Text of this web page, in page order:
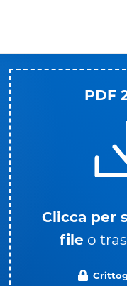
PDF
Clicca per
file o